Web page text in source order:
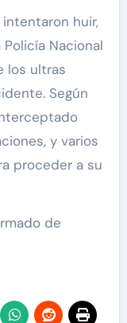
huir,
Nacional
los ultras
Según
y varios
proceder a su
de